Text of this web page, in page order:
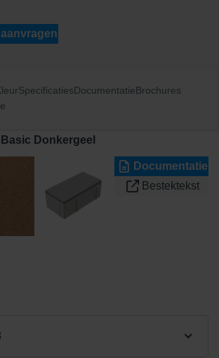
SpecificatiesDocumentatieBrochures
Donkergeel
Documentatie
Bestektekst